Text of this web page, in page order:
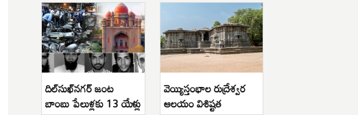
దిల్‌సుఖ్‌నగర్ జంట
బాంబు పేలుళ్లకు 13 యేళ్లు
వెయ్యిస్తంభాల రుద్రేశ్వర
ఆలయం విశిష్టత